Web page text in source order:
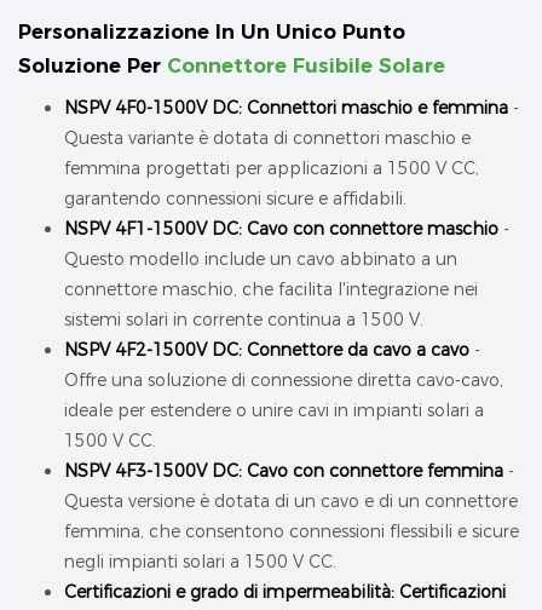
Personalizzazione In Un Unico Punto
Soluzione Per Connettore Fusibile Solare
NSPV 4F0-1500V DC: Connettori maschio e femmina-
Questa variante è dotata di connettori maschio e
femmina progettati per applicazioni a 1500 V CC,
garantendo connessioni sicure e affidabili.
NSPV 4F1-1500V DC: Cavo con connettore maschio-
Questo modello include un cavo abbinato a un
connettore maschio, che facilita l'integrazione nei
sistemi solari in corrente continua a 1500 V.
NSPV 4F2-1500V DC: Connettore da cavo a cavo-
Offre una soluzione di connessione diretta cavo-cavo,
ideale per estendere o unire cavi in ​​impianti solari a
1500 V CC.
NSPV 4F3-1500V DC: Cavo con connettore femmina-
Questa versione è dotata di un cavo e di un connettore
femmina, che consentono connessioni flessibili e sicure
negli impianti solari a 1500 V CC.
Certificazioni e grado di impermeabilità: Certificazioni